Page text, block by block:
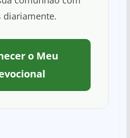
diariamente.
o Meu